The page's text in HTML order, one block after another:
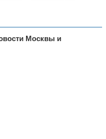
Москвы и